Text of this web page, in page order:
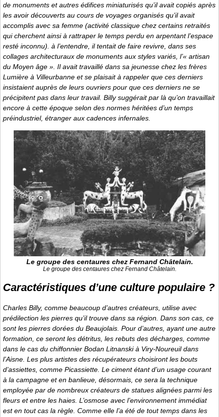
de monuments et autres édifices miniaturisés qu’il avait copiés après
les avoir découverts au cours de voyages organisés qu’il avait
accomplis avec sa femme (activité classique chez certains retraités
qui cherchent ainsi à rattraper le temps perdu en arpentant l’espace
resté inconnu). à l’entendre, il tentait de faire revivre, dans ses
collages architecturaux de monuments aux styles variés, l’« artisan
du Moyen âge ». Il avait travaillé dans sa jeunesse chez les frères
Lumière à Villeurbanne et se plaisait à rappeler que ces derniers
insistaient auprès de leurs ouvriers pour que ces derniers ne se
précipitent pas dans leur travail. Billy suggérait par là qu’on travaillait
encore à cette époque selon des normes héritées d’un temps
préindustriel, étranger aux cadences infernales.
Le groupe des centaures chez Fernand Châtelain.
Le groupe des centaures chez Fernand Châtelain.
Caractéristiques d’une culture populaire ?
Charles Billy, comme beaucoup d’autres créateurs, utilise avec
prédilection les pierres qu’il trouve dans sa région. Dans son cas, ce
sont les pierres dorées du Beaujolais. Pour d’autres, ayant une autre
formation, ce seront les détritus, les rebuts des décharges, comme
dans le cas du chiffonnier Bodan Litnanski à Viry-Noureuil dans
l’Aisne. Les plus artistes des récupérateurs choisiront les bouts
d’assiettes, comme Picassiette. Le ciment étant d’un usage courant
à la campagne et en banlieue, désormais, ce sera la technique
employée par de nombreux créateurs de statues alignées parmi les
fleurs et entre les haies. L’osmose avec l’environnement immédiat
est en tout cas la règle. Comme elle l’a été de tout temps dans les